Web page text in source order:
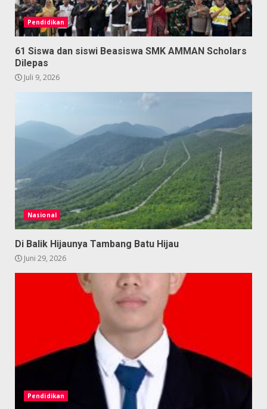
Pendidikan
61 Siswa dan siswi Beasiswa SMK AMMAN Scholars
Dilepas
Juli 9, 2026
Nasional
Di Balik Hijaunya Tambang Batu Hijau
Juni 29, 2026
Pendidikan